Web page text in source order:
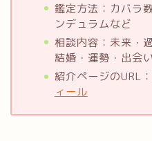
鑑定方法：カバラ
ンデュラムなど
相談内容：未来・
結婚・運勢・出会
紹介ページのURL：
ィール